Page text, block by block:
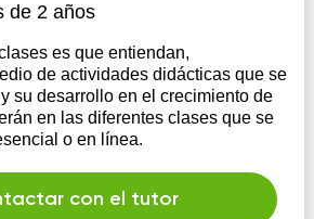
de 2 años
es que entiendan,
de actividades didácticas que se
su desarrollo en el crecimiento de
en las diferentes clases que se
o en línea.
con el tutor